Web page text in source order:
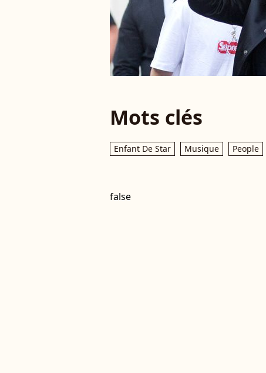
Mots clés
Enfant De Star Musique People
false